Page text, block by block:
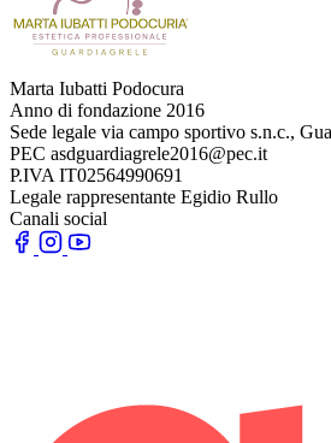
Marta Iubatti Podocura
Anno di fondazione 2016
Sede legale via campo sportivo s.n.c.,
PEC asdguardiagrele2016@pec.it
P.IVA IT02564990691
Legale rappresentante Egidio Rullo
Canali social